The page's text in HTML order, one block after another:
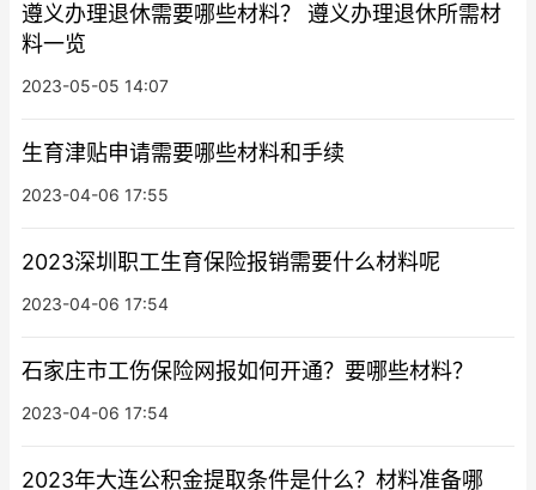
遵义办理退休需要哪些材料？ 遵义办理退休所需材
料一览
2023-05-05 14:07
生育津贴申请需要哪些材料和手续
2023-04-06 17:55
2023深圳职工生育保险报销需要什么材料呢
2023-04-06 17:54
石家庄市工伤保险网报如何开通？要哪些材料？
2023-04-06 17:54
2023年大连公积金提取条件是什么？材料准备哪